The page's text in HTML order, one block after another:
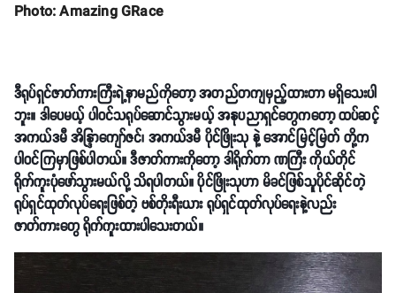
Photo: Amazing GRace
ဒီရုပ်ရှင်ဇာတ်ကားကြီးရဲ့နာမည်ကိုတော့ အတည်တကျမှည့်ထားတာ မရှိသေးပါ
ဘူး။ ဒါပေမယ့် ပါဝင်သရုပ်ဆောင်သွားမယ့် အနုပညာရှင်တွေကတော့ ထပ်ဆင့်
အကယ်ဒမီ အိန္ဒြာကျော်ဇင်၊ အကယ်ဒမီ ပိုင်ဖြိုးသု နဲ့ အောင်မြင့်မြတ် တို့က
ပါဝင်ကြမှာဖြစ်ပါတယ်။ ဒီဇာတ်ကားကိုတော့ ဒါရိုက်တာ ဏကြီး ကိုယ်တိုင်
ရိုက်ကူးပုံဖော်သွားမယ်လို့ သိရပါတယ်။ ပိုင်ဖြိုးသုဟာ မိခင်ဖြစ်သူပိုင်ဆိုင်တဲ့
ရုပ်ရှင်ထုတ်လုပ်ရေးဖြစ်တဲ့ ဗစ်တိုးရီးယား ရုပ်ရှင်ထုတ်လုပ်ရေးနဲ့လည်း
ဇာတ်ကားတွေ ရိုက်ကူးထားပါသေးတယ်။